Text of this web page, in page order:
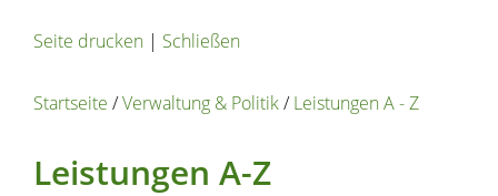
Seite drucken | Schließen
Startseite /Verwaltung & Politik/Leistungen A - Z
Leistungen A-Z